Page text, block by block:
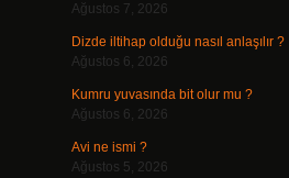
Ağustos 7, 2026
Dizde iltihap olduğu nasıl anlaşılır ?
Ağustos 6, 2026
Kumru yuvasında bit olur mu ?
Ağustos 6, 2026
Avi ne ismi ?
Ağustos 5, 2026